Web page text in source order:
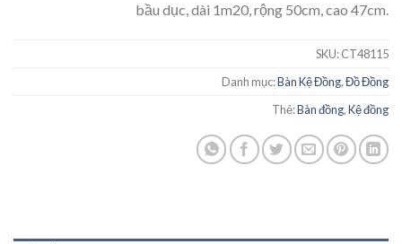
bầu dục, dài 1m20, rộng 50cm, cao 47cm.
SKU:CT48115
Danh mục:Bàn Kệ Đồng,Đồ Đồng
Thẻ:Bàn đồng,Kệ đồng